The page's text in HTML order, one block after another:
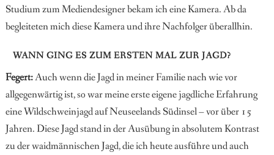
Studium zum Mediendesigner bekam ich eine Kamera. Ab da
begleiteten mich diese Kamera und ihre Nachfolger überallhin.
WANN GING ES ZUM ERSTEN MAL ZUR JAGD?
Fegert:Auch wenn die Jagd in meiner Familie nach wie vor
allgegenwärtig ist, so war meine erste eigene jagdliche Erfahrung
eine Wildschweinjagd auf Neuseelands Südinsel – vor über 15
Jahren. Diese Jagd stand in der Ausübung in absolutem Kontrast
zu der waidmännischen Jagd, die ich heute ausführe und auch